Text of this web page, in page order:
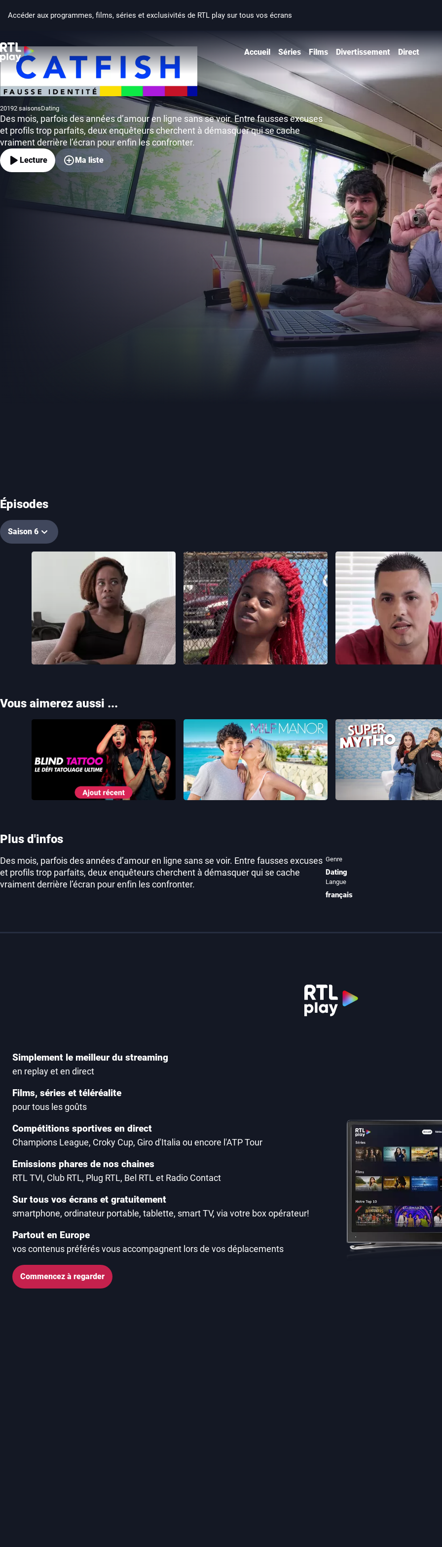
Accéder aux programmes, films, séries et exclusivités de RTL play sur tous vos écrans
Accueil Séries Films Divertissement Direct
Catfish : fausse identité
Année de production
20192 saisons
Genre
Dating
Des mois, parfois des années d’amour en ligne sans se voir. Entre fausses excuses
et profils trop parfaits, deux enquêteurs cherchent à démasquer qui se cache
vraiment derrière l’écran pour enfin les confronter.
Lecture Ma liste
Épisodes
Saison 6
1. Episode 01
1. Episode 01
Shawny vient de se séparer de son mari et
demande à Nev et Max de l'aider à
découvrir l'identité de son nouvel amour.
Les choses se compliquent quand les deux
enquêteurs se rendent compte que Shawny
a des secrets bien gardés.
2. Episode 02
2. Episode 02
Durée
52 min
Nev Schulman et Max Joseph aident les
personnes tombées amoureuses en ligne à
prouver leur identité. Entre mystères,
révélations et émotions fortes, chaque
épisode dévoile ce qui se cache vraiment
derrière l’écran.
3. Episode 03
3. Episode 03
Durée
52 min
Nev Schulman et Max Joseph
personnes tombées
prouver leur identité. Entre
révélations et émotions fortes,
épisode dévoile ce qui se cache
derrière l’écran.
Vous aimerez aussi ...
Blind Tattoo : le défi tatouage
ultime
MILF Manor Super mytho
Plus d'infos
Des mois, parfois des années d’amour en ligne sans se voir. Entre fausses excuses
et profils trop parfaits, deux enquêteurs cherchent à démasquer qui se cache
vraiment derrière l’écran pour enfin les confronter.
Genre
Dating
Langue
français
Simplement le meilleur du streaming
en replay et en direct
Films, séries et téléréalite
pour tous les goûts
Compétitions sportives en direct
Champions League, Croky Cup, Giro d'Italia ou encore l'ATP Tour
Emissions phares de nos chaines
RTL TVI, Club RTL, Plug RTL, Bel RTL et Radio Contact
Sur tous vos écrans et gratuitement
smartphone, ordinateur portable, tablette, smart TV, via votre box opérateur!
Partout en Europe
vos contenus préférés vous accompagnent lors de vos déplacements
Commencez à regarder